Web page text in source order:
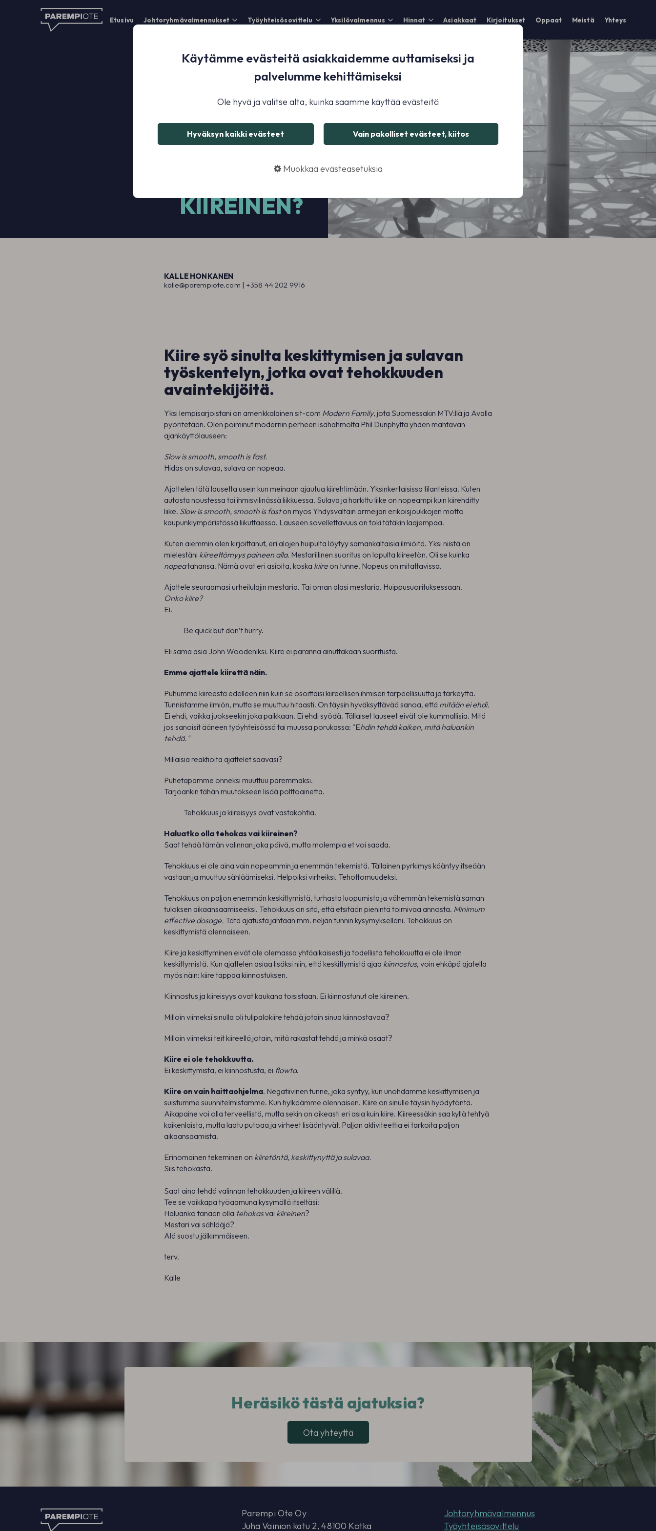
Etusivu Johtoryhmävalmennukset Työyhteisösovittelu Yksilövalmennus Hinnat Asiakkaat Kirjoitukset Oppaat Meistä Yhteys
TEHOKAS VAI
KIIREINEN?
KALLE HONKANEN
kalle@parempiote.com | +358 44 202 9916
Kiire syö sinulta keskittymisen ja sulavan
työskentelyn, jotka ovat tehokkuuden
avaintekijöitä.
Yksi lempisarjoistani on amerikkalainen sit-com Modern Family, jota Suomessakin MTV:llä ja Avalla
pyöritetään. Olen poiminut modernin perheen isähahmolta Phil Dunphyltä yhden mahtavan
ajankäyttölauseen:
Slow is smooth, smooth is fast.
Hidas on sulavaa, sulava on nopeaa.
Ajattelen tätä lausetta usein kun meinaan ajautua kiirehtimään. Yksinkertaisissa tilanteissa. Kuten
autosta noustessa tai ihmisvilinässä liikkuessa. Sulava ja harkittu liike on nopeampi kuin kiirehditty
liike. Slow is smooth, smooth is faston myös Yhdysvaltain armeijan erikoisjoukkojen motto
kaupunkiympäristössä liikuttaessa. Lauseen sovellettavuus on toki tätäkin laajempaa.
Kuten aiemmin olen kirjoittanut, eri alojen huipulta löytyy samankaltaisia ilmiöitä. Yksi niistä on
mielestäni kiireettömyys paineen alla. Mestarillinen suoritus on lopulta kiireetön. Oli se kuinka
nopeatahansa. Nämä ovat eri asioita, koska kiire on tunne. Nopeus on mitattavissa.
Ajattele seuraamasi urheilulajin mestaria. Tai oman alasi mestaria. Huippusuorituksessaan.
Onko kiire?
Ei.
Be quick but don’t hurry.
Eli sama asia John Woodeniksi. Kiire ei paranna ainuttakaan suoritusta.
Emme ajattele kiirettä näin.
Puhumme kiireestä edelleen niin kuin se osoittaisi kiireellisen ihmisen tarpeellisuutta ja tärkeyttä.
Tunnistamme ilmiön, mutta se muuttuu hitaasti. On täysin hyväksyttävää sanoa, että mitään ei ehdi.
Ei ehdi, vaikka juokseekin joka paikkaan. Ei ehdi syödä. Tällaiset lauseet eivät ole kummallisia. Mitä
jos sanoisit ääneen työyhteisössä tai muussa porukassa: "Ehdin tehdä kaiken, mitä haluankin
tehdä."
Millaisia reaktioita ajattelet saavasi?
Puhetapamme onneksi muuttuu paremmaksi.
Tarjoankin tähän muutokseen lisää polttoainetta.
Tehokkuus ja kiireisyys ovat vastakohtia.
Haluatko olla tehokas vai kiireinen?
Saat tehdä tämän valinnan joka päivä, mutta molempia et voi saada.
Tehokkuus ei ole aina vain nopeammin ja enemmän tekemistä. Tällainen pyrkimys kääntyy itseään
vastaan ja muuttuu sähläämiseksi. Helpoiksi virheiksi. Tehottomuudeksi.
Tehokkuus on paljon enemmän keskittymistä, turhasta luopumista ja vähemmän tekemistä saman
tuloksen aikaansaamiseeksi. Tehokkuus on sitä, että etsitään pienintä toimivaa annosta. Minimum
effective dosage. Tätä ajatusta jahtaan mm. neljän tunnin kysymykselläni. Tehokkuus on
keskittymistä olennaiseen.
Kiire ja keskittyminen eivät ole olemassa yhtäaikaisesti ja todellista tehokkuutta ei ole ilman
keskittymistä. Kun ajattelen asiaa lisäksi niin, että keskittymistä ajaa kiinnostus, voin ehkäpä ajatella
myös näin: kiire tappaa kiinnostuksen.
Kiinnostus ja kiireisyys ovat kaukana toisistaan. Ei kiinnostunut ole kiireinen.
Milloin viimeksi sinulla oli tulipalokiire tehdä jotain sinua kiinnostavaa?
Milloin viimeksi teit kiireellä jotain, mitä rakastat tehdä ja minkä osaat?
Kiire ei ole tehokkuutta.
Ei keskittymistä, ei kiinnostusta, ei flowta.
Kiire on vain haittaohjelma. Negatiivinen tunne, joka syntyy, kun unohdamme keskittymisen ja
suistumme suunnitelmistamme. Kun hylkäämme olennaisen. Kiire on sinulle täysin hyödytöntä.
Aikapaine voi olla terveellistä, mutta sekin on oikeasti eri asia kuin kiire. Kiireessäkin saa kyllä tehtyä
kaikenlaista, mutta laatu putoaa ja virheet lisääntyvät. Paljon aktiviteettia ei tarkoita paljon
aikaansaamista.
Erinomainen tekeminen on kiiretöntä, keskittynyttä ja sulavaa.
Siis tehokasta.
Saat aina tehdä valinnan tehokkuuden ja kiireen välillä.
Tee se vaikkapa työaamuna kysymällä itseltäsi:
Haluanko tänään olla tehokasvai kiireinen?
Mestari vai sählääjä?
Älä suostu jälkimmäiseen.
terv.
Kalle
Heräsikö tästä ajatuksia?
Ota yhteyttä
Parempi Ote Oy
Juha Vainion katu 2, 48100 Kotka
Johtoryhmävalmennus
Työyhteisösovittelu
Käytämme evästeitä asiakkaidemme auttamiseksi ja
palvelumme kehittämiseksi
Ole hyvä ja valitse alta, kuinka saamme käyttää evästeitä
Hyväksyn kaikki evästeet Vain pakolliset evästeet, kiitos
Muokkaa evästeasetuksia